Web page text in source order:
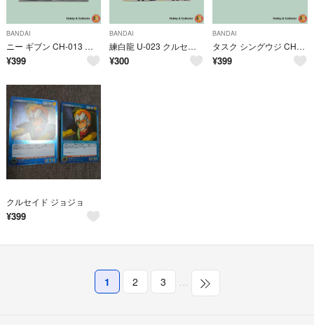
BANDAI
ニー ギブン CH-013 サンライズ クルセイド 2枚 ( #9717 )
¥399
BANDAI
練白龍 U-023 クルセイド 2枚 ( #10205 )
¥300
BANDAI
タスク シングウジ CH-071 クルセイド 3枚 ( #10090 )
¥399
クルセイド ジョジョ
¥399
1 2 3 …